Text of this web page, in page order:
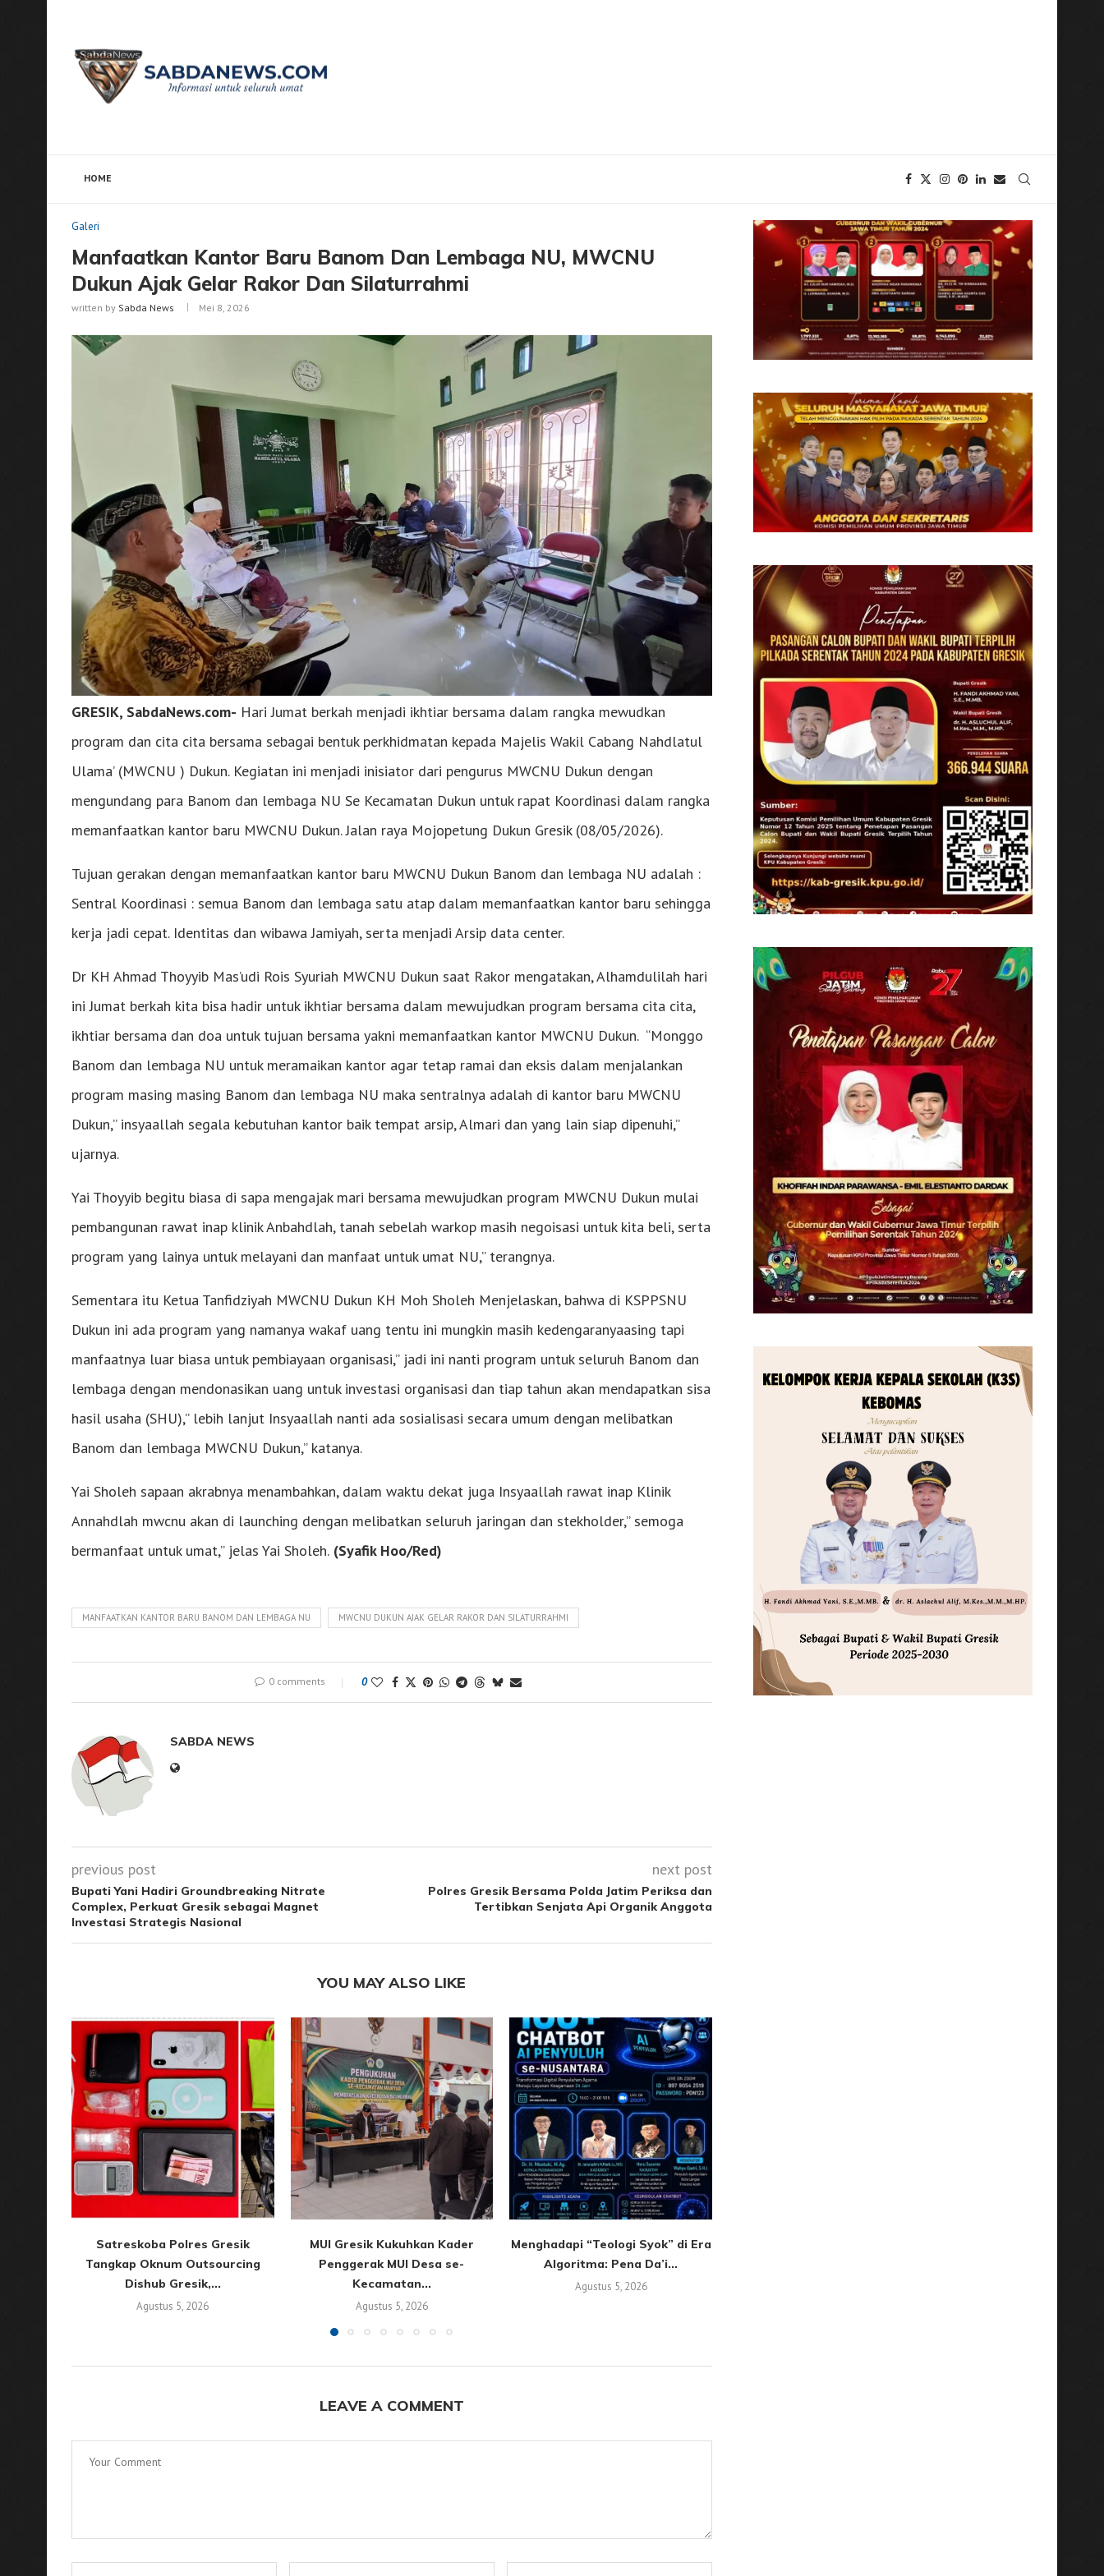
HOME
Galeri
Manfaatkan Kantor Baru Banom Dan Lembaga NU, MWCNU
Dukun Ajak Gelar Rakor Dan Silaturrahmi
written by Sabda News Mei 8, 2026
GRESIK, SabdaNews.com- Hari Jumat berkah menjadi ikhtiar bersama dalam rangka mewudkan
program dan cita cita bersama sebagai bentuk perkhidmatan kepada Majelis Wakil Cabang Nahdlatul
Ulama’ (MWCNU ) Dukun. Kegiatan ini menjadi inisiator dari pengurus MWCNU Dukun dengan
mengundang para Banom dan lembaga NU Se Kecamatan Dukun untuk rapat Koordinasi dalam rangka
memanfaatkan kantor baru MWCNU Dukun. Jalan raya Mojopetung Dukun Gresik (08/05/2026).
Tujuan gerakan dengan memanfaatkan kantor baru MWCNU Dukun Banom dan lembaga NU adalah :
Sentral Koordinasi : semua Banom dan lembaga satu atap dalam memanfaatkan kantor baru sehingga
kerja jadi cepat. Identitas dan wibawa Jamiyah, serta menjadi Arsip data center.
Dr KH Ahmad Thoyyib Mas’udi Rois Syuriah MWCNU Dukun saat Rakor mengatakan, Alhamdulilah hari
ini Jumat berkah kita bisa hadir untuk ikhtiar bersama dalam mewujudkan program bersama cita cita,
ikhtiar bersama dan doa untuk tujuan bersama yakni memanfaatkan kantor MWCNU Dukun. “Monggo
Banom dan lembaga NU untuk meramaikan kantor agar tetap ramai dan eksis dalam menjalankan
program masing masing Banom dan lembaga NU maka sentralnya adalah di kantor baru MWCNU
Dukun,” insyaallah segala kebutuhan kantor baik tempat arsip, Almari dan yang lain siap dipenuhi,”
ujarnya.
Yai Thoyyib begitu biasa di sapa mengajak mari bersama mewujudkan program MWCNU Dukun mulai
pembangunan rawat inap klinik Anbahdlah, tanah sebelah warkop masih negoisasi untuk kita beli, serta
program yang lainya untuk melayani dan manfaat untuk umat NU,” terangnya.
Sementara itu Ketua Tanfidziyah MWCNU Dukun KH Moh Sholeh Menjelaskan, bahwa di KSPPSNU
Dukun ini ada program yang namanya wakaf uang tentu ini mungkin masih kedengaranyaasing tapi
manfaatnya luar biasa untuk pembiayaan organisasi,” jadi ini nanti program untuk seluruh Banom dan
lembaga dengan mendonasikan uang untuk investasi organisasi dan tiap tahun akan mendapatkan sisa
hasil usaha (SHU),” lebih lanjut Insyaallah nanti ada sosialisasi secara umum dengan melibatkan
Banom dan lembaga MWCNU Dukun,” katanya.
Yai Sholeh sapaan akrabnya menambahkan, dalam waktu dekat juga Insyaallah rawat inap Klinik
Annahdlah mwcnu akan di launching dengan melibatkan seluruh jaringan dan stekholder,” semoga
bermanfaat untuk umat,” jelas Yai Sholeh. (Syafik Hoo/Red)
MANFAATKAN KANTOR BARU BANOM DAN LEMBAGA NU MWCNU DUKUN AJAK GELAR RAKOR DAN SILATURRAHMI
0 comments 0
SABDA NEWS
previous post
Bupati Yani Hadiri Groundbreaking Nitrate
Complex, Perkuat Gresik sebagai Magnet
Investasi Strategis Nasional
next post
Polres Gresik Bersama Polda Jatim Periksa dan
Tertibkan Senjata Api Organik Anggota
YOU MAY ALSO LIKE
Satreskoba Polres Gresik
Tangkap Oknum Outsourcing
Dishub Gresik,...
Agustus 5, 2026
MUI Gresik Kukuhkan Kader
Penggerak MUI Desa se-
Kecamatan...
Agustus 5, 2026
Menghadapi “Teologi Syok” di Era
Algoritma: Pena Da’i...
Agustus 5, 2026
LEAVE A COMMENT